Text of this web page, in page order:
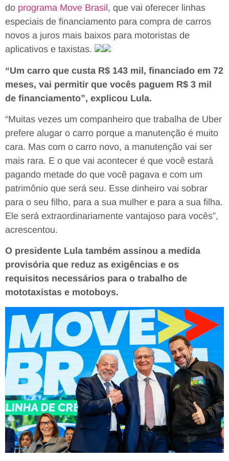
do programa Move Brasil , que vai oferecer linhas
especiais de financiamento para compra de carros
novos a juros mais baixos para motoristas de
aplicativos e taxistas.
“Um carro que custa R$ 143 mil, financiado em 72
meses, vai permitir que vocês paguem R$ 3 mil
de financiamento”, explicou Lula.
“Muitas vezes um companheiro que trabalha de Uber
prefere alugar o carro porque a manutenção é muito
cara. Mas com o carro novo, a manutenção vai ser
mais rara. E o que vai acontecer é que você estará
pagando metade do que você pagava e com um
patrimônio que será seu. Esse dinheiro vai sobrar
para o seu filho, para a sua mulher e para a sua filha.
Ele será extraordinariamente vantajoso para vocês”,
acrescentou.
O presidente Lula também assinou a medida
provisória que reduz as exigências e os
requisitos necessários para o trabalho de
mototaxistas e motoboys.